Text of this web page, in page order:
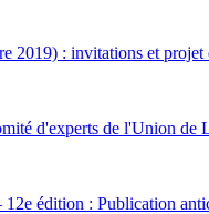
2019) : invitations et
d'experts de l'Union de
édition : Publication